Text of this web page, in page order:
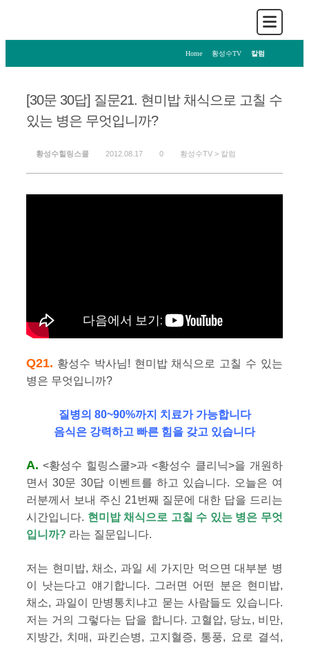
Home 황성수TV 칼럼
[30문 30답] 질문21. 현미밥 채식으로 고칠 수
있는 병은 무엇입니까?
황성수힐링스쿨 2012.08.17 0 황성수TV > 칼럼
Q21. 황성수 박사님! 현미밥 채식으로 고칠 수 있는
병은 무엇입니까?
질병의 80~90%까지 치료가 가능합니다
음식은 강력하고 빠른 힘을 갖고 있습니다
A. <황성수 힐링스쿨>과 <황성수 클리닉>을 개원하
면서 30문 30답 이벤트를 하고 있습니다. 오늘은 여
러분께서 보내 주신 21번째 질문에 대한 답을 드리는
시간입니다. 현미밥 채식으로 고칠 수 있는 병은 무엇
입니까? 라는 질문입니다.
저는 현미밥, 채소, 과일 세 가지만 먹으면 대부분 병
이 낫는다고 얘기합니다. 그러면 어떤 분은 현미밥,
채소, 과일이 만병통치냐고 묻는 사람들도 있습니다.
저는 거의 그렇다는 답을 합니다. 고혈압, 당뇨, 비만,
지방간, 치매, 파킨슨병, 고지혈증, 통풍, 요로 결석,